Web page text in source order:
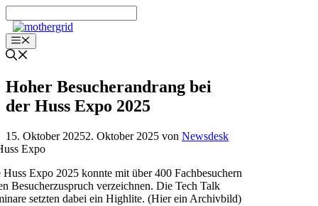
Inhalt
springenMenü
Hoher Besucherandrang bei
der Huss Expo 2025
15. Oktober 20252. Oktober 2025 von Newsdesk
Huss Expo 2025 konnte mit über 400 Fachbesuchern
Besucherzuspruch verzeichnen. Die Tech Talk
setzten dabei ein Highlite. (Hier ein Archivbild)